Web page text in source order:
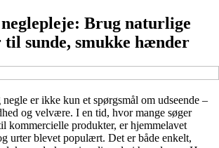
Brug naturlige
sunde, smukke hænder
er ikke kun et spørgsmål om udseende –
og velvære. I en tid, hvor mange søger
kommercielle produkter, er hjemmelavet
urter blevet populært. Det er både enkelt,